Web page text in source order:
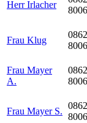
Herr Irlacher
Frau Klug
Frau Mayer
A.
Frau Mayer S.